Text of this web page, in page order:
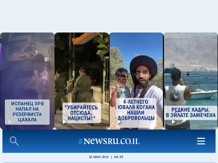
ИСПАНЕЦ ЗРЯ
НАПАЛ НА
РЕЗЕРВИСТА
ЦАХАЛА
28 МАЯ 2006 06:35